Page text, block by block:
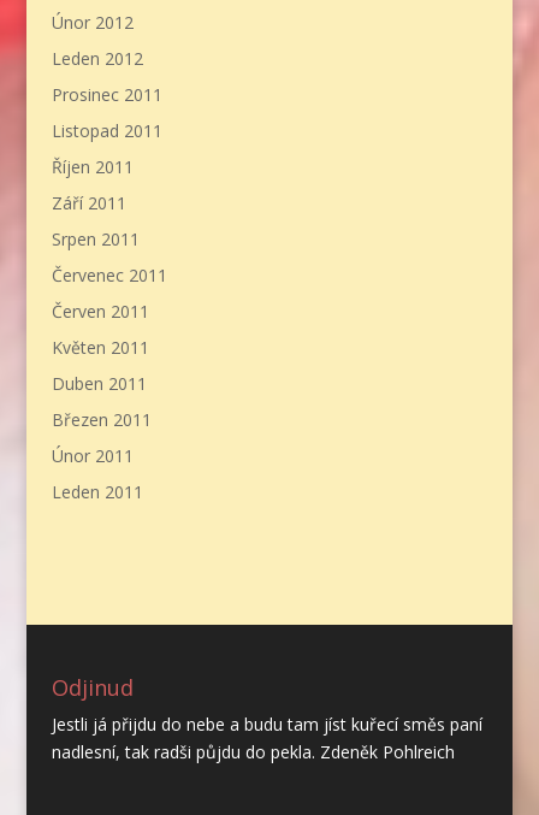
Únor 2012
Leden 2012
Prosinec 2011
Listopad 2011
Říjen 2011
Září 2011
Srpen 2011
Červenec 2011
Červen 2011
Květen 2011
Duben 2011
Březen 2011
Únor 2011
Leden 2011
Odjinud
Jestli já přijdu do nebe a budu tam jíst kuřecí směs paní
nadlesní, tak radši půjdu do pekla. Zdeněk Pohlreich